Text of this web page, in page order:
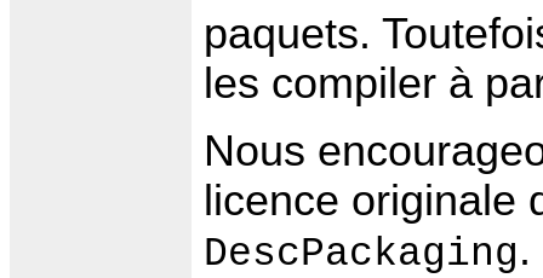
paquets.
les compiler à
Nous
licence originale
DescPackaging.